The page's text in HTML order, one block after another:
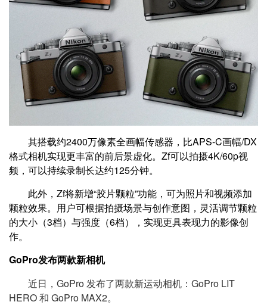
其搭载约2400万像素全画幅传感器，比APS-C画幅/DX
格式相机实现更丰富的前后景虚化。Zf可以拍摄4K/60p视
频，可以持续录制长达约125分钟。
此外，Zf将新增“胶片颗粒”功能，可为照片和视频添加
颗粒效果。用户可根据拍摄场景与创作意图，灵活调节颗粒
的大小（3档）与强度（6档），实现更具表现力的影像创
作。
GoPro发布两款新相机
近日，GoPro 发布了两款新运动相机：GoPro LIT
HERO 和 GoPro MAX2。